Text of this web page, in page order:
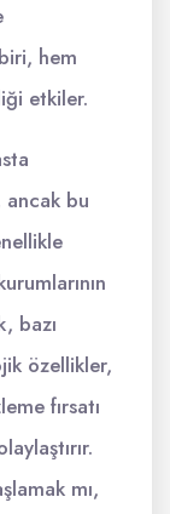
hem
etkiler.
ancak bu
bazı
özellikler,
fırsatı
mı,